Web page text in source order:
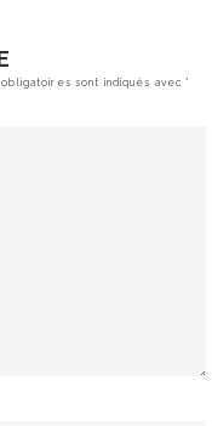
obligatoires sont indiqués avec*